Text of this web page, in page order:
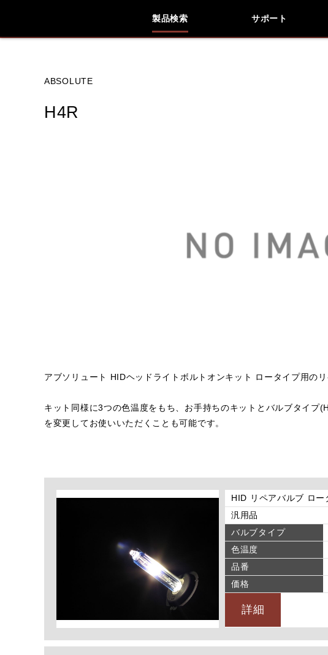
製品検索 サポート
ABSOLUTE
H4R
アブソリュート HIDヘッドライトボルトオンキット ロータイプ用のリ
キット同様に3つの色温度をもち、お手持ちのキットとバルブタイプ
を変更してお使いいただくことも可能です。
HID リペアバルブ ロ
汎用品
バルブタイプ
色温度
品番
価格
詳細